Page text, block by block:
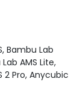
Bambu Lab
AMS Lite,
2 Pro, Anycubic